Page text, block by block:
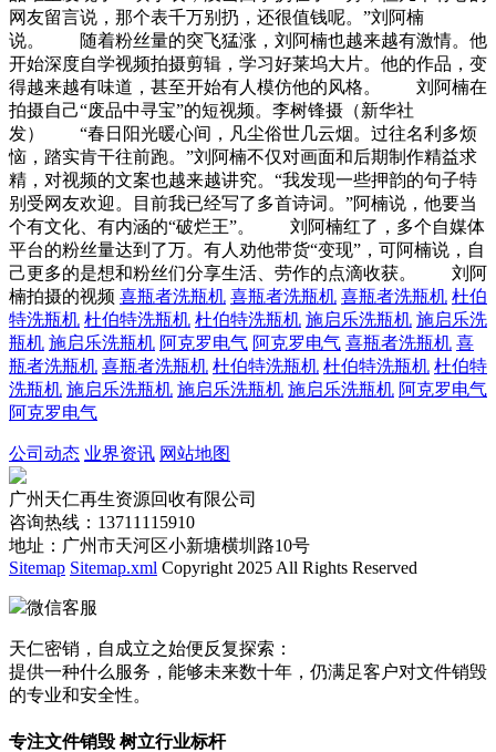
网友留言说，那个表千万别扔，还很值钱呢。”刘阿楠
说。 随着粉丝量的突飞猛涨，刘阿楠也越来越有激情。他
开始深度自学视频拍摄剪辑，学习好莱坞大片。他的作品，变
得越来越有味道，甚至开始有人模仿他的风格。 刘阿楠在
拍摄自己“废品中寻宝”的短视频。李树锋摄（新华社
发） “春日阳光暖心间，凡尘俗世几云烟。过往名利多烦
恼，踏实肯干往前跑。”刘阿楠不仅对画面和后期制作精益求
精，对视频的文案也越来越讲究。“我发现一些押韵的句子特
别受网友欢迎。目前我已经写了多首诗词。”阿楠说，他要当
个有文化、有内涵的“破烂王”。 刘阿楠红了，多个自媒体
平台的粉丝量达到了万。有人劝他带货“变现”，可阿楠说，自
己更多的是想和粉丝们分享生活、劳作的点滴收获。 刘阿
楠拍摄的视频 喜瓶者洗瓶机 喜瓶者洗瓶机 喜瓶者洗瓶机 杜伯
特洗瓶机 杜伯特洗瓶机 杜伯特洗瓶机 施启乐洗瓶机 施启乐洗
瓶机 施启乐洗瓶机 阿克罗电气 阿克罗电气 喜瓶者洗瓶机 喜
瓶者洗瓶机 喜瓶者洗瓶机 杜伯特洗瓶机 杜伯特洗瓶机 杜伯特
洗瓶机 施启乐洗瓶机 施启乐洗瓶机 施启乐洗瓶机 阿克罗电气
阿克罗电气
公司动态 业界资讯 网站地图
广州天仁再生资源回收有限公司
咨询热线：13711115910
地址：广州市天河区小新塘横圳路10号
Sitemap Sitemap.xml Copyright 2025 All Rights Reserved
微信客服
天仁密销，自成立之始便反复探索：
提供一种什么服务，能够未来数十年，仍满足客户对文件销毁
的专业和安全性。
专注文件销毁 树立行业标杆